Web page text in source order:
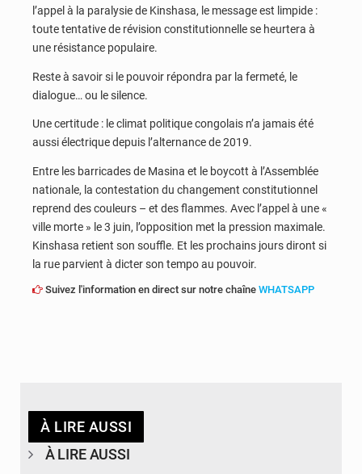
l’appel à la paralysie de Kinshasa, le message est limpide :
toute tentative de révision constitutionnelle se heurtera à
une résistance populaire.
Reste à savoir si le pouvoir répondra par la fermeté, le
dialogue… ou le silence.
Une certitude : le climat politique congolais n’a jamais été
aussi électrique depuis l’alternance de 2019.
Entre les barricades de Masina et le boycott à l’Assemblée
nationale, la contestation du changement constitutionnel
reprend des couleurs – et des flammes. Avec l’appel à une «
ville morte » le 3 juin, l’opposition met la pression maximale.
Kinshasa retient son souffle. Et les prochains jours diront si
la rue parvient à dicter son tempo au pouvoir.
Suivez l'information en direct sur notre chaîne WHATSAPP
À LIRE AUSSI
À LIRE AUSSI